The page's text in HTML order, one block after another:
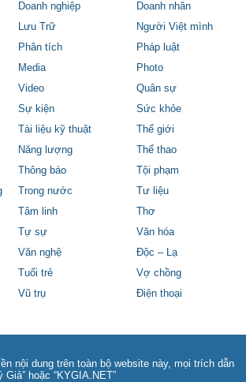
Doanh nghiệp
Doanh nhân
Lưu Trữ
Người Việt mình
Phân tích
Pháp luật
Media
Photo
Video
Quân sự
Sự kiện
Sức khỏe
Tài liệu kỹ thuật
Thế giới
Năng lượng
Thể thao
Thông báo
Tội phạm
Trong nước
Tư liệu
Tâm linh
Thơ
Tự sự
Văn hóa
Văn nghệ
Độc – Lạ
Tuổi trẻ
Vợ chồng
Vũ trụ Điện thoại
nội dung trên toàn bộ website này, mọi trích dẫn
Giả” hoặc “KYGIA.NET”